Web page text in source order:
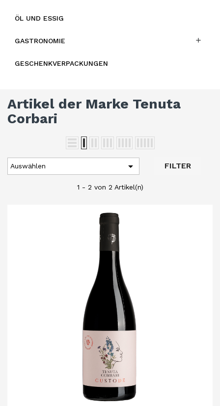
ÖL UND ESSIG
GASTRONOMIE 
GESCHENKVERPACKUNGEN
Artikel der Marke Tenuta
Corbari
Auswählen  FILTER
1 - 2 von 2 Artikel(n)